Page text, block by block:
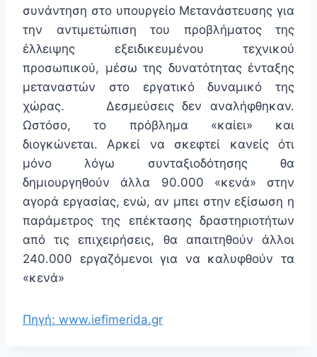
συνάντηση στο υπουργείο Μετανάστευσης για
την αντιμετώπιση του προβλήματος της
έλλειψης εξειδικευμένου τεχνικού
προσωπικού, μέσω της δυνατότητας ένταξης
μεταναστών στο εργατικό δυναμικό της
χώρας. Δεσμεύσεις δεν αναλήφθηκαν.
Ωστόσο, το πρόβλημα «καίει» και
διογκώνεται. Αρκεί να σκεφτεί κανείς ότι
μόνο λόγω συνταξιοδότησης θα
δημιουργηθούν άλλα 90.000 «κενά» στην
αγορά εργασίας, ενώ, αν μπει στην εξίσωση η
παράμετρος της επέκτασης δραστηριοτήτων
από τις επιχειρήσεις, θα απαιτηθούν άλλοι
240.000 εργαζόμενοι για να καλυφθούν τα
«κενά»
Πηγή: www.iefimerida.gr